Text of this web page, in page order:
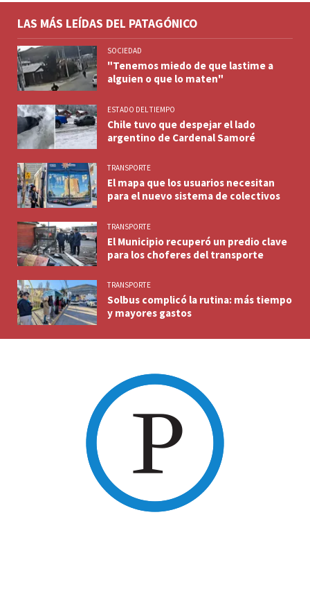
LAS MÁS LEÍDAS DEL PATAGÓNICO
SOCIEDAD
"Tenemos miedo de que lastime a
alguien o que lo maten"
ESTADO DEL TIEMPO
Chile tuvo que despejar el lado
argentino de Cardenal Samoré
TRANSPORTE
El mapa que los usuarios necesitan
para el nuevo sistema de colectivos
TRANSPORTE
El Municipio recuperó un predio clave
para los choferes del transporte
TRANSPORTE
Solbus complicó la rutina: más tiempo
y mayores gastos